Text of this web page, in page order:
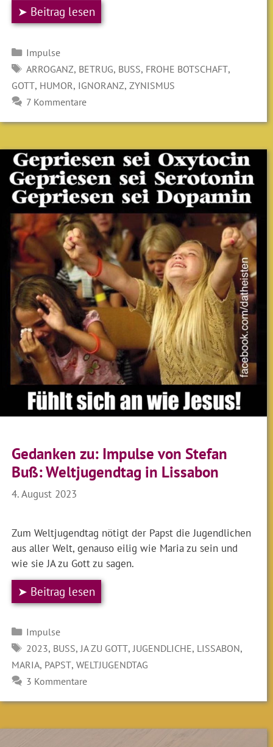
➤ Beitrag lesen
Kategorien
Impulse
SCHLAGWÖRTER
ARROGANZ, BETRUG, BUSS , FROHE BOTSCHAFT,
GOTT, HUMOR, IGNORANZ,ZYNISMUS
7 Kommentare
Gedanken zu: Impulse von Stefan
Buß: Weltjugendtag in Lissabon
4. August 2023
Zum Weltjugendtag nötigt der Papst die Jugendlichen
aus aller Welt, genauso eilig wie Maria zu sein und
wie sie JA zu Gott zu sagen.
➤ Beitrag lesen
Kategorien
Impulse
SCHLAGWÖRTER
2023, BUSS ,JA ZU GOTT,JUGENDLICHE, LISSABON,
MARIA, PAPST,WELTJUGENDTAG
3 Kommentare